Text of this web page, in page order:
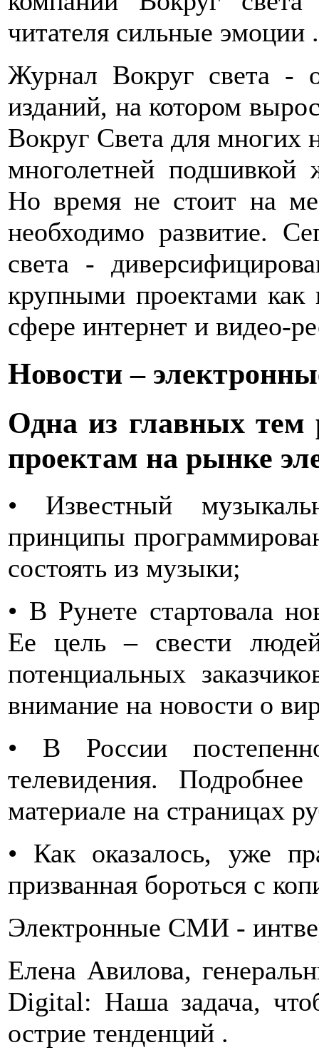
читателя сильные эмоции .
Журнал Вокруг света -
изданий, на котором
Вокруг Света для многих
многолетней подшивкой
Но время не стоит на
необходимо развитие.
света -
крупными проектами как
сфере интернет и видео-
Новости –
Одна из главных
проектам на рынке
• Известный
принципы
состоять из музыки;
• В Рунете стартовала
Ее цель – свести
потенциальных
внимание на новости о
• В России
телевидения.
материале на страницах
• Как оказалось, уже
призванная бороться с
Электронные СМИ -
Елена Авилова,
Digital: Наша задача,
острие тенденций .